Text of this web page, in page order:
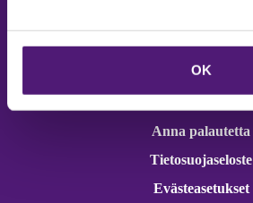
OK
Vastuullisuus
Ympäristöohjelma
Anna palautetta
Tietosuojaseloste
Evästeasetukset